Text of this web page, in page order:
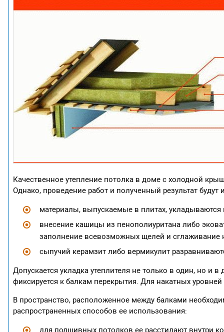
Качественное утепление потолка в доме с холодной
Однако, проведение работ и полученный результат будут
материалы, выпускаемые в плитах,
внесение кашицы из пенополиуритана либо
заполнение всевозможных щелей и сглаживание
сыпучий керамзит либо вермикулит
Допускается укладка утеплителя не только в один, но и
фиксируется к балкам перекрытия. Для накатных
В пространство, расположенное между балками
распространенных способов ее использования:
для подшивных потолков ее расстилают внутри